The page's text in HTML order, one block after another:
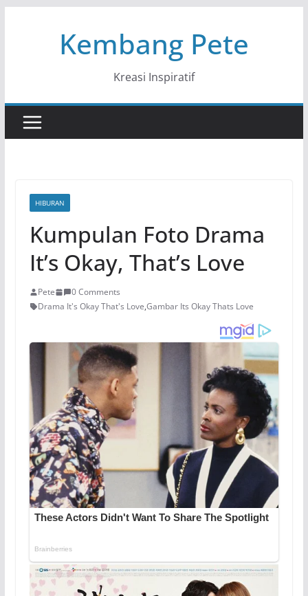
Kembang Pete
Kreasi Inspiratif
HIBURAN
Kumpulan Foto Drama
It’s Okay, That’s Love
Pete
0 Comments
Drama It's Okay That's Love,Gambar Its Okay Thats Love